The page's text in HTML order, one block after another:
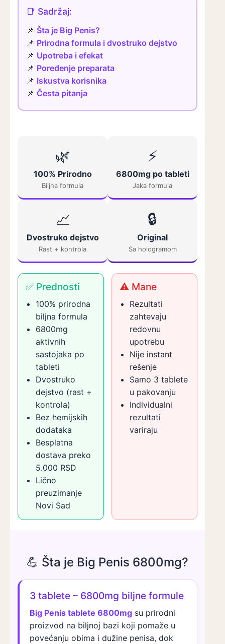
📑 Sadržaj:
Šta je Big Penis?
Prirodna formula i dvostruko dejstvo
Upotreba i efekat
Poređenje preparata
Iskustva korisnika
Česta pitanja
🌿
100% Prirodno
Biljna formula
⚡
6800mg po tableti
Jaka formula
📈
Dvostruko dejstvo
Rast + kontrola
🔒
Original
Sa hologramom
✅ Prednosti
100% prirodna
biljna formula
6800mg
aktivnih
sastojaka po
tableti
Dvostruko
dejstvo (rast +
kontrola)
Bez hemijskih
dodataka
Besplatna
dostava preko
5.000 RSD
Lično
preuzimanje
Novi Sad
⚠️ Mane
Rezultati
zahtevaju
redovnu
upotrebu
Nije instant
rešenje
Samo 3 tablete
u pakovanju
Individualni
rezultati
variraju
💪 Šta je Big Penis 6800mg?
3 tablete – 6800mg biljne formule
Big Penis tablete 6800mg su prirodni
proizvod na biljnoj bazi koji pomaže u
povećanju obima i dužine penisa, dok